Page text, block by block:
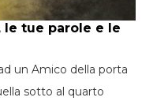
le tue parole e le
un Amico della porta
sotto al quarto